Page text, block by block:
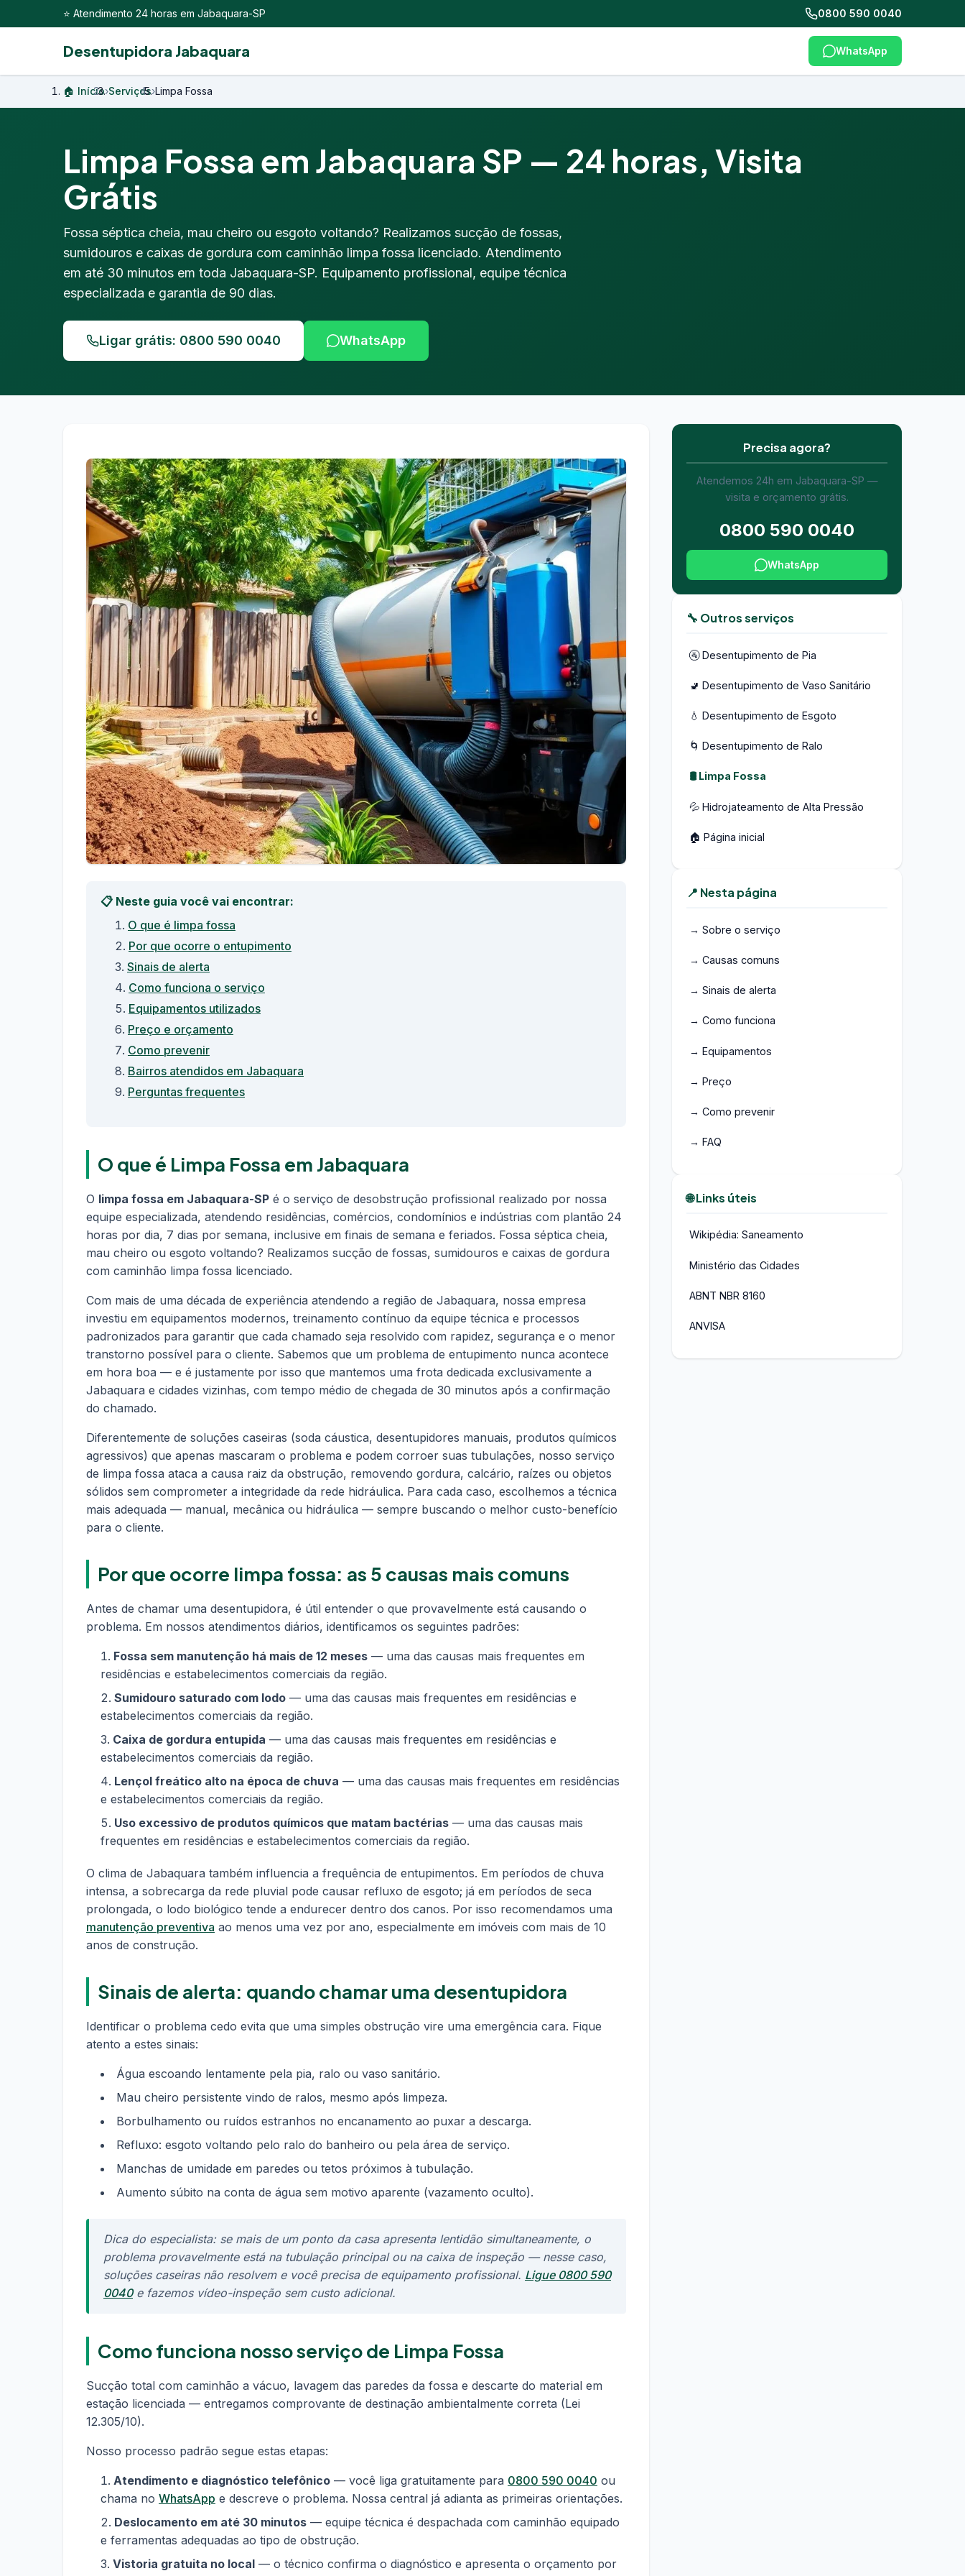
⭐ Atendimento 24 horas em Jabaquara-SP 0800 590 0040
Desentupidora Jabaquara WhatsApp
🏠 Início›Serviços›Limpa Fossa
Limpa Fossa em Jabaquara SP — 24 horas, Visita
Grátis
Fossa séptica cheia, mau cheiro ou esgoto voltando? Realizamos sucção de fossas,
sumidouros e caixas de gordura com caminhão limpa fossa licenciado. Atendimento
em até 30 minutos em toda Jabaquara-SP. Equipamento profissional, equipe técnica
especializada e garantia de 90 dias.
Ligar grátis: 0800 590 0040 WhatsApp
📋 Neste guia você vai encontrar:
O que é limpa fossa
Por que ocorre o entupimento
Sinais de alerta
Como funciona o serviço
Equipamentos utilizados
Preço e orçamento
Como prevenir
Bairros atendidos em Jabaquara
Perguntas frequentes
O que é Limpa Fossa em Jabaquara
O limpa fossa em Jabaquara-SP é o serviço de desobstrução profissional realizado por nossa
equipe especializada, atendendo residências, comércios, condomínios e indústrias com plantão 24
horas por dia, 7 dias por semana, inclusive em finais de semana e feriados. Fossa séptica cheia,
mau cheiro ou esgoto voltando? Realizamos sucção de fossas, sumidouros e caixas de gordura
com caminhão limpa fossa licenciado.
Com mais de uma década de experiência atendendo a região de Jabaquara, nossa empresa
investiu em equipamentos modernos, treinamento contínuo da equipe técnica e processos
padronizados para garantir que cada chamado seja resolvido com rapidez, segurança e o menor
transtorno possível para o cliente. Sabemos que um problema de entupimento nunca acontece
em hora boa — e é justamente por isso que mantemos uma frota dedicada exclusivamente a
Jabaquara e cidades vizinhas, com tempo médio de chegada de 30 minutos após a confirmação
do chamado.
Diferentemente de soluções caseiras (soda cáustica, desentupidores manuais, produtos químicos
agressivos) que apenas mascaram o problema e podem corroer suas tubulações, nosso serviço
de limpa fossa ataca a causa raiz da obstrução, removendo gordura, calcário, raízes ou objetos
sólidos sem comprometer a integridade da rede hidráulica. Para cada caso, escolhemos a técnica
mais adequada — manual, mecânica ou hidráulica — sempre buscando o melhor custo-benefício
para o cliente.
Por que ocorre limpa fossa: as 5 causas mais comuns
Antes de chamar uma desentupidora, é útil entender o que provavelmente está causando o
problema. Em nossos atendimentos diários, identificamos os seguintes padrões:
Fossa sem manutenção há mais de 12 meses — uma das causas mais frequentes em
residências e estabelecimentos comerciais da região.
Sumidouro saturado com lodo — uma das causas mais frequentes em residências e
estabelecimentos comerciais da região.
Caixa de gordura entupida — uma das causas mais frequentes em residências e
estabelecimentos comerciais da região.
Lençol freático alto na época de chuva — uma das causas mais frequentes em residências
e estabelecimentos comerciais da região.
Uso excessivo de produtos químicos que matam bactérias — uma das causas mais
frequentes em residências e estabelecimentos comerciais da região.
O clima de Jabaquara também influencia a frequência de entupimentos. Em períodos de chuva
intensa, a sobrecarga da rede pluvial pode causar refluxo de esgoto; já em períodos de seca
prolongada, o lodo biológico tende a endurecer dentro dos canos. Por isso recomendamos uma
manutenção preventiva ao menos uma vez por ano, especialmente em imóveis com mais de 10
anos de construção.
Sinais de alerta: quando chamar uma desentupidora
Identificar o problema cedo evita que uma simples obstrução vire uma emergência cara. Fique
atento a estes sinais:
Água escoando lentamente pela pia, ralo ou vaso sanitário.
Mau cheiro persistente vindo de ralos, mesmo após limpeza.
Borbulhamento ou ruídos estranhos no encanamento ao puxar a descarga.
Refluxo: esgoto voltando pelo ralo do banheiro ou pela área de serviço.
Manchas de umidade em paredes ou tetos próximos à tubulação.
Aumento súbito na conta de água sem motivo aparente (vazamento oculto).
Dica do especialista: se mais de um ponto da casa apresenta lentidão simultaneamente, o
problema provavelmente está na tubulação principal ou na caixa de inspeção — nesse caso,
soluções caseiras não resolvem e você precisa de equipamento profissional. Ligue 0800 590
0040e fazemos vídeo-inspeção sem custo adicional.
Como funciona nosso serviço de Limpa Fossa
Sucção total com caminhão a vácuo, lavagem das paredes da fossa e descarte do material em
estação licenciada — entregamos comprovante de destinação ambientalmente correta (Lei
12.305/10).
Nosso processo padrão segue estas etapas:
Atendimento e diagnóstico telefônico — você liga gratuitamente para 0800 590 0040 ou
chama no WhatsApp e descreve o problema. Nossa central já adianta as primeiras orientações.
Deslocamento em até 30 minutos — equipe técnica é despachada com caminhão equipado
e ferramentas adequadas ao tipo de obstrução.
Vistoria gratuita no local — o técnico confirma o diagnóstico e apresenta o orçamento por
Precisa agora?
Atendemos 24h em Jabaquara-SP —
visita e orçamento grátis.
0800 590 0040
WhatsApp
🔧 Outros serviços
🚰 Desentupimento de Pia
🚽 Desentupimento de Vaso Sanitário
💧 Desentupimento de Esgoto
🌀 Desentupimento de Ralo
🛢️ Limpa Fossa
💦 Hidrojateamento de Alta Pressão
🏠 Página inicial
📍 Nesta página
→ Sobre o serviço
→ Causas comuns
→ Sinais de alerta
→ Como funciona
→ Equipamentos
→ Preço
→ Como prevenir
→ FAQ
🌐 Links úteis
Wikipédia: Saneamento
Ministério das Cidades
ABNT NBR 8160
ANVISA